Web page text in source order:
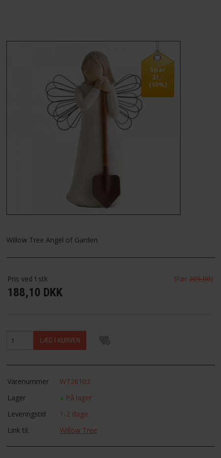
FRAGT
FAVORIT
Spar
21,-
(10%)
Willow Tree Angel of Garden
Pris ved 1 stk (Før209,00)
188,10 DKK
Varenummer
WT26103
Lager
På lager
Leveringstid
1-2 dage
Link til:
Willow Tree